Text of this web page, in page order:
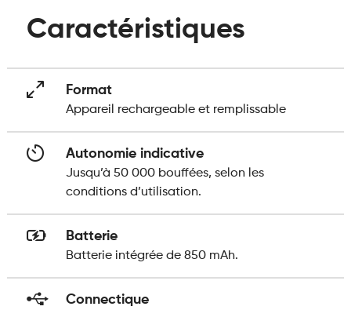
Caractéristiques
Format
Appareil rechargeable et remplissable
Autonomie indicative
Jusqu’à 50 000 bouffées, selon les
conditions d’utilisation.
Batterie
Batterie intégrée de 850 mAh.
Connectique